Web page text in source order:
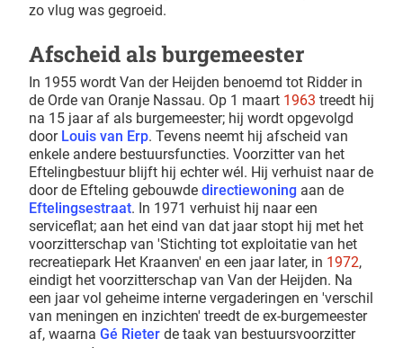
zo vlug was gegroeid.
Afscheid als burgemeester
In 1955 wordt Van der Heijden benoemd tot Ridder in
de Orde van Oranje Nassau. Op 1 maart 1963 treedt hij
na 15 jaar af als burgemeester; hij wordt opgevolgd
door Louis van Erp. Tevens neemt hij afscheid van
enkele andere bestuursfuncties. Voorzitter van het
Eftelingbestuur blijft hij echter wél. Hij verhuist naar de
door de Efteling gebouwde directiewoning aan de
Eftelingsestraat. In 1971 verhuist hij naar een
serviceflat; aan het eind van dat jaar stopt hij met het
voorzitterschap van 'Stichting tot exploitatie van het
recreatiepark Het Kraanven' en een jaar later, in 1972,
eindigt het voorzitterschap van Van der Heijden. Na
een jaar vol geheime interne vergaderingen en 'verschil
van meningen en inzichten' treedt de ex-burgemeester
af, waarna Gé Rieter de taak van bestuursvoorzitter